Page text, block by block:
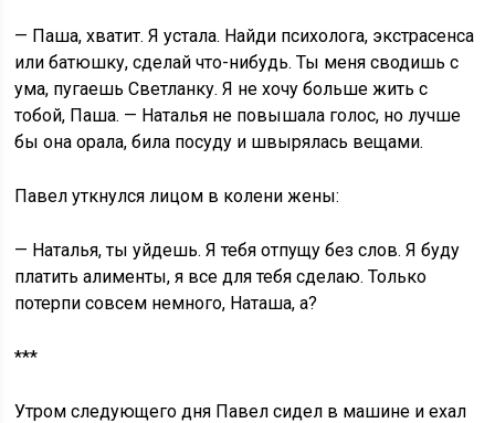
— Паша, хватит. Я устала. Найди психолога, экстрасенса
или батюшку, сделай что-нибудь. Ты меня сводишь с
ума, пугаешь Светланку. Я не хочу больше жить с
тобой, Паша. — Наталья не повышала голос, но лучше
бы она орала, била посуду и швырялась вещами.
Павел уткнулся лицом в колени жены:
— Наталья, ты уйдешь. Я тебя отпущу без слов. Я буду
платить алименты, я все для тебя сделаю. Только
потерпи совсем немного, Наташа, а?
***
Утром следующего дня Павел сидел в машине и ехал